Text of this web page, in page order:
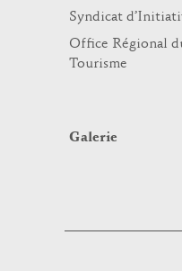
Syndicat
Office Régional
Tourisme
Galerie